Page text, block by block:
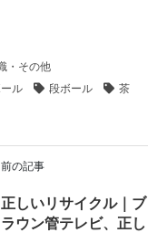
・その他
ル 段ボール 茶
前の記事
正しいリサイクル｜ブ
ラウン管テレビ、正し